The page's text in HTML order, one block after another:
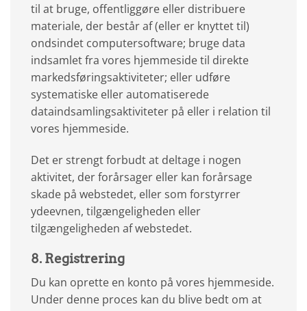
til at bruge, offentliggøre eller distribuere
materiale, der består af (eller er knyttet til)
ondsindet computersoftware; bruge data
indsamlet fra vores hjemmeside til direkte
markedsføringsaktiviteter; eller udføre
systematiske eller automatiserede
dataindsamlingsaktiviteter på eller i relation til
vores hjemmeside.
Det er strengt forbudt at deltage i nogen
aktivitet, der forårsager eller kan forårsage
skade på webstedet, eller som forstyrrer
ydeevnen, tilgængeligheden eller
tilgængeligheden af webstedet.
8. Registrering
Du kan oprette en konto på vores hjemmeside.
Under denne proces kan du blive bedt om at